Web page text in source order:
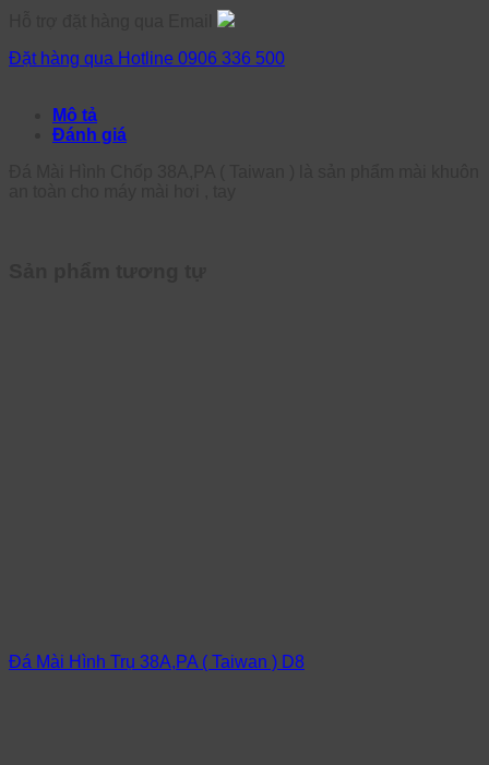
Đặt hàng qua Hotline 0906 336 500
Mô tả
Đánh giá
Đá Mài Hình Trụ 38A,PA ( Taiwan ) D8